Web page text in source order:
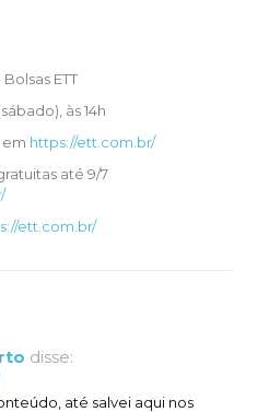
ETT
às 14h
em https://ett.com.br/
até 9/7
ett.com.br/
disse:
até salvei aqui nos